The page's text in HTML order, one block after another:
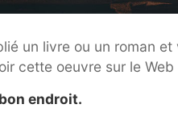
un livre ou un roman
cette oeuvre sur le Web
endroit.